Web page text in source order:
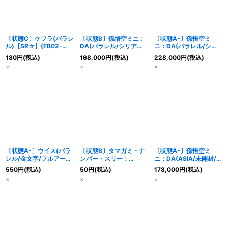
〔状態C〕ケフラ(パラレ
ル)【SR☆】{FB02-
013}
180円(税込)
×
〔状態B〕孫悟空ミニ：
DA(パラレル/シリアル/
金文字)【SR☆】
{FB04-012}
168,000円(税込)
×
〔状態A-〕孫悟空ミ
ニ：DA(パラレル/シリ
アル/金文字)【SR☆】
{FB04-012}
228,000円(税込)
×
〔状態A-〕ウイス(パラ
レル/金文字/フルアー
ト)【UC☆】{FB01-
004}
550円(税込)
×
〔状態B〕タマガミ・ナ
ンバー・スリー：
DA【SR】{FB05-009}
50円(税込)
×
〔状態A-〕孫悟空ミ
ニ：DA(ASIA/未開封/パ
ラレル/シリアル/金文
字)【SR☆】{FB04-
012}
178,000円(税込)
×